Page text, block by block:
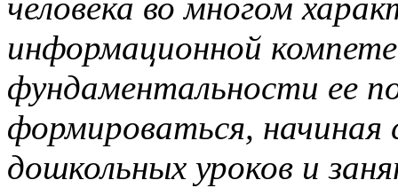
информационной
фундаментальности ее
формироваться, начиная
дошкольных уроков и